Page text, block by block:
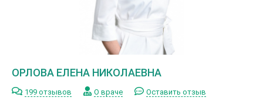
ОРЛОВА ЕЛЕНА НИКОЛАЕВНА
199 отзывов О враче Оставить отзыв